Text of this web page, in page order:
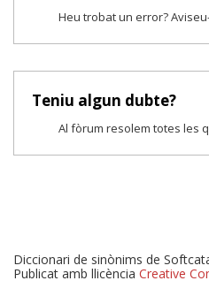
Heu trobat un error?
Teniu algun dubte?
Al fòrum resolem totes les
Diccionari de sinònims de
Publicat amb llicència Creative